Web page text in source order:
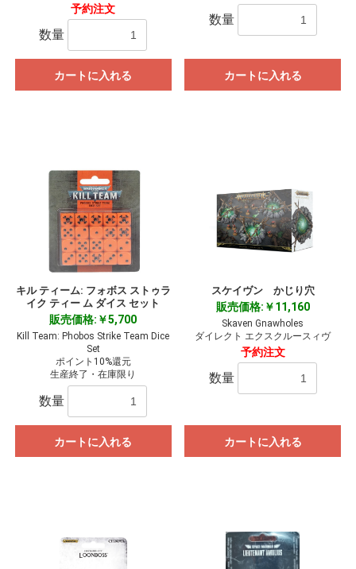
予約注文
数量
カートに入れる
数量
カートに入れる
キル ティーム: フォボス ストゥラ
イク ティー ム ダイス セット
販売価格:￥5,700
Kill Team: Phobos Strike Team Dice
Set
ポイント10%還元
生産終了・在庫限り
数量
カートに入れる
スケイヴン かじり穴
販売価格:￥11,160
Skaven Gnawholes
ダイレクト エクスクルースィヴ
予約注文
数量
カートに入れる